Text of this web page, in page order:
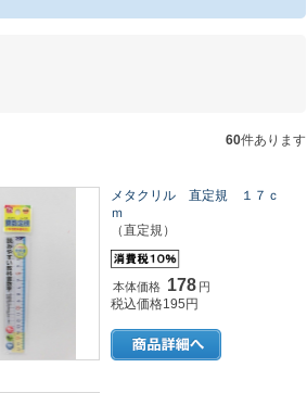
60件あります
メタクリル 直定規 １７ｃ
ｍ
（直定規）
本体価格 178 円
税込価格195円